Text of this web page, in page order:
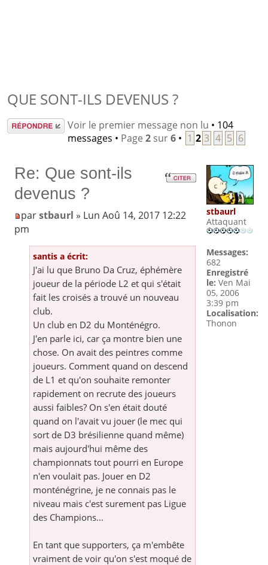
QUE SONT-ILS DEVENUS ?
Répondre Voir le premier message non lu • 104
messages • Page 2sur6• 1 2 3 4 5 6
Re: Que sont-ils
devenus ?
parstbaurl » Lun Aoû 14, 2017 12:22
pm
santis a écrit:
J'ai lu que Bruno Da Cruz, éphémère
joueur de la période L2 et qui s'était
fait les croisés a trouvé un nouveau
club.
Un club en D2 du Monténégro.
J'en parle ici, car ça montre bien une
chose. On avait des peintres comme
joueurs. Comment quand on descend
de L1 et qu'on souhaite remonter
rapidement on recrute des joueurs
aussi faibles? On s'en était douté
quand on l'avait vu jouer (le mec qui
sort de D3 brésilienne quand même)
mais aujourd'hui même des
championnats tout pourri en Europe
n'en voulait pas. Jouer en D2
monténégrine, je ne connais pas le
niveau mais c'est surement pas Ligue
des Champions...
En tant que supporters, ça m'embête
vraiment de voir qu'on s'est moqué de
stbaurl
Attaquant
Messages:
682
Enregistré
le: Ven Mai
05, 2006
3:39 pm
Localisation:
Thonon